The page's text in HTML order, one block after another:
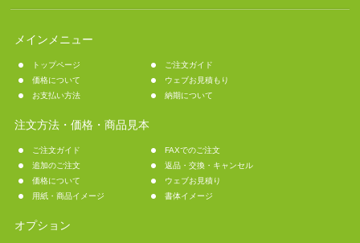
メインメニュー
トップページ
ご注文ガイド
価格について
ウェブお見積もり
お支払い方法
納期について
注文方法・価格・商品見本
ご注文ガイド
FAXでのご注文
追加のご注文
返品・交換・キャンセル
価格について
ウェブお見積り
用紙・商品イメージ
書体イメージ
オプション